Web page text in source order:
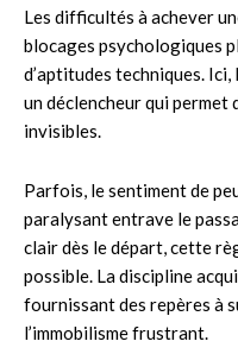
Les difficultés à achever
blocages psychologiques
d’aptitudes techniques. Ici,
un déclencheur qui
invisibles.
Parfois, le sentiment de
paralysant entrave le
clair dès le départ, cette
possible. La discipline
fournissant des repères à
l’immobilisme frustrant.